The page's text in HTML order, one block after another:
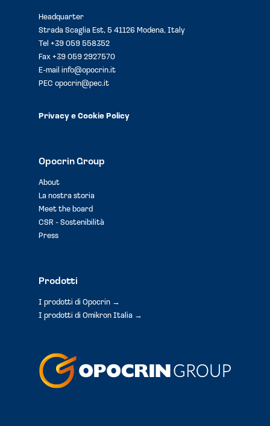
Headquarter
Strada Scaglia Est, 5 41126 Modena, Italy
Tel +39 059 558352
Fax +39 059 2927570
E-mail info@opocrin.it
PEC opocrin@pec.it
Privacy e Cookie Policy
Opocrin Group
About
La nostra storia
Meet the board
CSR - Sostenibilità
Press
Prodotti
I prodotti di Opocrin →
I prodotti di Omikron Italia →